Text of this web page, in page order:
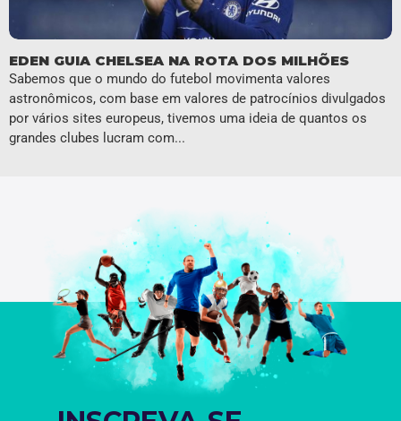
EDEN GUIA CHELSEA NA ROTA DOS MILHÕES
Sabemos que o mundo do futebol movimenta valores
astronômicos, com base em valores de patrocínios divulgados
por vários sites europeus, tivemos uma ideia de quantos os
grandes clubes lucram com...